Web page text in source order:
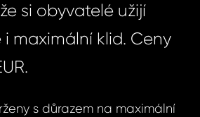
si obyvatelé užijí
maximální klid. Ceny
s důrazem na maximální